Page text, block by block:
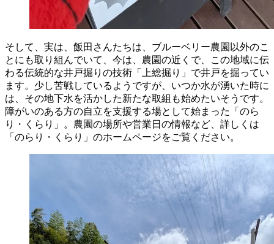
そして、実は、飯田さんたちは、ブルーベリー農園以外のこ
とにも取り組んでいて、今は、農園の近くで、この地域に伝
わる伝統的な井戸掘りの技術「
上総掘り 」で井戸を掘ってい
ます。少し苦戦しているようですが、いつか水が湧いた時に
は、その地下水を活かした新たな取組も始めたいそうです。
障がいのある方の自立を支援する場として始まった「のら
り・くらり」。農園の場所や営業日の情報など、詳しくは
「のらり・くらり」のホームページをご覧ください。